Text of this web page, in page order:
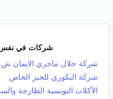
شركات في نفس
شركة جلال ماجري الايمان
شركة البكوري للخبز الخاص
الأكلات التونسية الطازجة